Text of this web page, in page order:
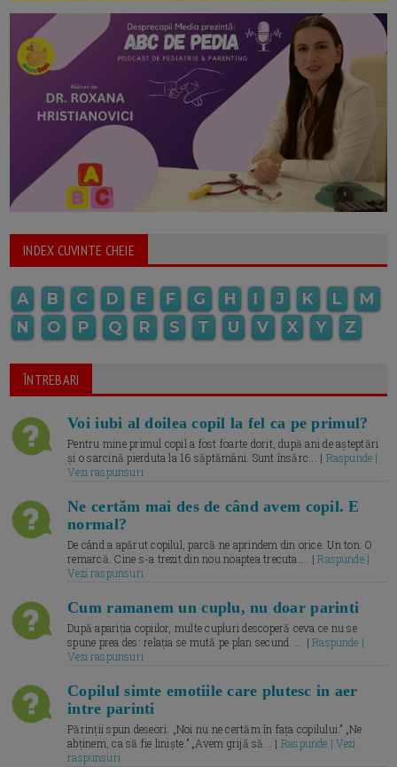
INDEX CUVINTE CHEIE
A B C D E F G H I J K L
M
N
O P Q R S T U V X Y Z
ÎNTREBARI
Voi iubi al doilea copil la fel ca pe primul?
Pentru mine primul copil a fost foarte dorit, după ani de așteptări
și o sarcină pierduta la 16 săptămâni. Sunt însărc... | Raspunde |
Vezi raspunsuri
Ne certăm mai des de când avem copil. E
normal?
De când a apărut copilul, parcă ne aprindem din orice. Un ton. O
remarcă. Cine s-a trezit din nou noaptea trecuta.... |Raspunde |
Vezi raspunsuri
Cum ramanem un cuplu, nu doar parinti
După apariția copiilor, multe cupluri descoperă ceva ce nu se
spune prea des: relația se mută pe plan secund. ... |Raspunde |
Vezi raspunsuri
Copilul simte emotiile care plutesc in aer
intre parinti
Părinții spun deseori: „Noi nu ne certăm în fața copilului.” „Ne
abținem, ca să fie liniște.” „Avem grijă să... | Raspunde | Vezi
raspunsuri